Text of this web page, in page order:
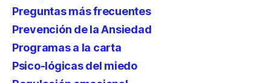
Preguntas más frecuentes
Prevención de la Ansiedad
Programas a la carta
Psico-lógicas del miedo